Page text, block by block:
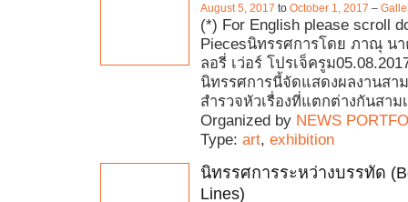
August 5, 2017 to October 1, 2017 –
(*) For English please scroll
Piecesนิทรรศการโดย ภาณุ น
ลอรี่ เว่อร์ โปรเจ็ครูม
นิทรรศการนี้จัดแสดงผลงานสา
สำรวจหัวเรื่องที่แตกต่างกันสามเ
Organized by NEWS
Type: art, exhibition
นิทรรศการระหว่างบรรทัด
Lines)